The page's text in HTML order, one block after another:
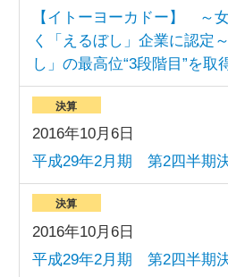
【イトーヨーカドー】 ～
く「えるぼし」企業に認定
し」の最高位“3段階目”を取
2016年10月6日
決算
平成29年2月期 第2四半期
2016年10月6日
決算
平成29年2月期 第2四半期